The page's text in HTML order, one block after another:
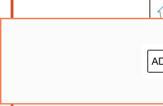
VALUTA
Aggiungi ai preferiti